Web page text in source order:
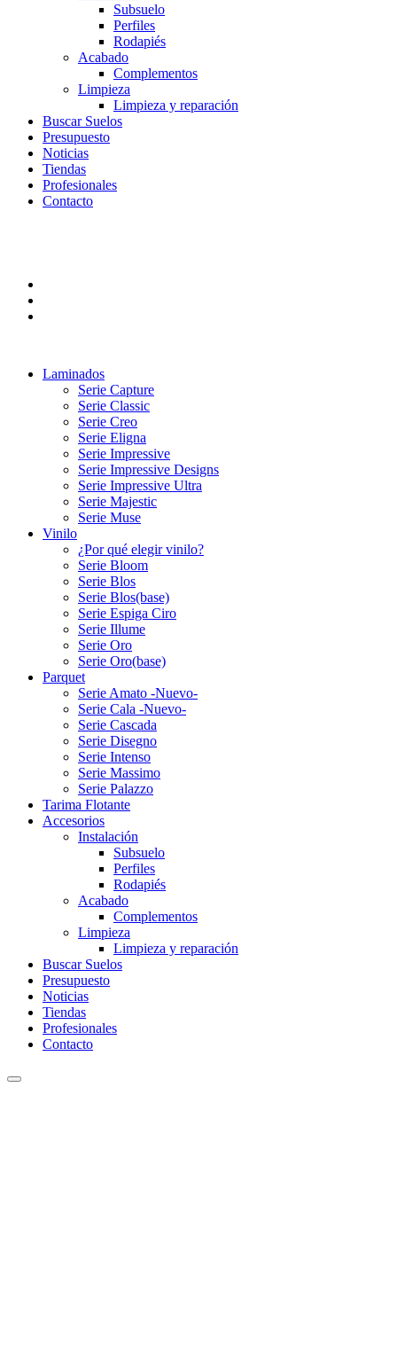
Subsuelo
Perfiles
Rodapiés
Acabado
Complementos
Limpieza
Limpieza y reparación
Buscar Suelos
Presupuesto
Noticias
Tiendas
Profesionales
Contacto
Laminados
Serie Capture
Serie Classic
Serie Creo
Serie Eligna
Serie Impressive
Serie Impressive Designs
Serie Impressive Ultra
Serie Majestic
Serie Muse
Vinilo
¿Por qué elegir vinilo?
Serie Bloom
Serie Blos
Serie Blos(base)
Serie Espiga Ciro
Serie Illume
Serie Oro
Serie Oro(base)
Parquet
Serie Amato -Nuevo-
Serie Cala -Nuevo-
Serie Cascada
Serie Disegno
Serie Intenso
Serie Massimo
Serie Palazzo
Tarima Flotante
Accesorios
Instalación
Subsuelo
Perfiles
Rodapiés
Acabado
Complementos
Limpieza
Limpieza y reparación
Buscar Suelos
Presupuesto
Noticias
Tiendas
Profesionales
Contacto